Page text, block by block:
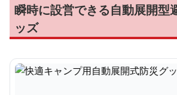
瞬時に設営できる自動展開型
ッズ